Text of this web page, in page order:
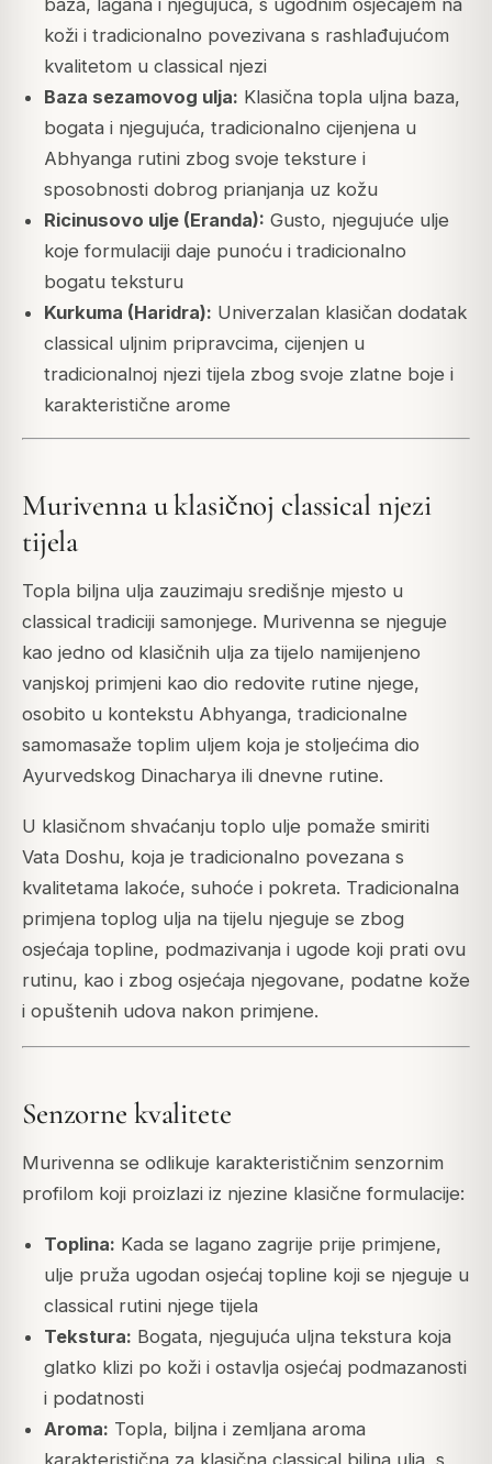
koži i tradicionalno povezivana s rashlađujućom
kvalitetom u classical njezi
Baza sezamovog ulja: Klasična topla uljna baza,
bogata i njegujuća, tradicionalno cijenjena u
Abhyanga rutini zbog svoje teksture i
sposobnosti dobrog prianjanja uz kožu
Ricinusovo ulje (Eranda): Gusto, njegujuće ulje
koje formulaciji daje punoću i tradicionalno
bogatu teksturu
Kurkuma (Haridra): Univerzalan klasičan dodatak
classical uljnim pripravcima, cijenjen u
tradicionalnoj njezi tijela zbog svoje zlatne boje i
karakteristične arome
Murivenna u klasičnoj classical njezi
tijela
Topla biljna ulja zauzimaju središnje mjesto u
classical tradiciji samonjege. Murivenna se njeguje
kao jedno od klasičnih ulja za tijelo namijenjeno
vanjskoj primjeni kao dio redovite rutine njege,
osobito u kontekstu Abhyanga, tradicionalne
samomasaže toplim uljem koja je stoljećima dio
Ayurvedskog Dinacharya ili dnevne rutine.
U klasičnom shvaćanju toplo ulje pomaže smiriti
Vata Doshu, koja je tradicionalno povezana s
kvalitetama lakoće, suhoće i pokreta. Tradicionalna
primjena toplog ulja na tijelu njeguje se zbog
osjećaja topline, podmazivanja i ugode koji prati ovu
rutinu, kao i zbog osjećaja njegovane, podatne kože
i opuštenih udova nakon primjene.
Senzorne kvalitete
Murivenna se odlikuje karakterističnim senzornim
profilom koji proizlazi iz njezine klasične formulacije:
Toplina: Kada se lagano zagrije prije primjene,
ulje pruža ugodan osjećaj topline koji se njeguje u
classical rutini njege tijela
Tekstura: Bogata, njegujuća uljna tekstura koja
glatko klizi po koži i ostavlja osjećaj podmazanosti
i podatnosti
Aroma: Topla, biljna i zemljana aroma